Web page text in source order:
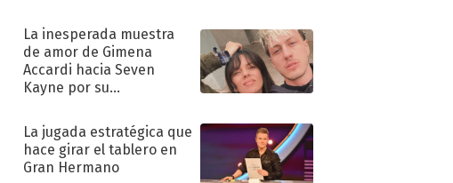
La inesperada muestra
de amor de Gimena
Accardi hacia Seven
Kayne por su
La jugada estratégica que
hace girar el tablero en
Gran Hermano